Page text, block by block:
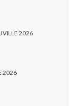
2026
2026